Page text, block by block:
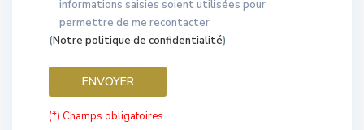
informations saisies soient utilisées pour
permettre de me recontacter
(Notre politique de confidentialité)
(*) Champs obligatoires.